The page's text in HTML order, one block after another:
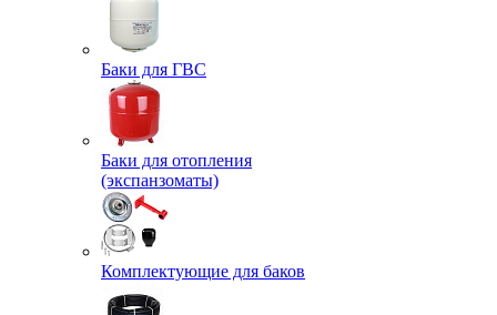
Баки для ГВС
Баки для отопления
(экспанзоматы)
Комплектующие для баков